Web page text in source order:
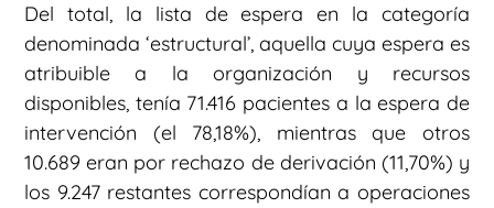
Del total, la lista de espera en la categoría
denominada ‘estructural’, aquella cuya espera es
atribuible a la organización y recursos
disponibles, tenía 71.416 pacientes a la espera de
intervención (el 78,18%), mientras que otros
10.689 eran por rechazo de derivación (11,70%) y
los 9.247 restantes correspondían a operaciones